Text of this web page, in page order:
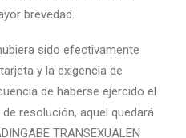
brevedad.
sido efectivamente
y la exigencia de
de haberse ejercido el
resolución, aquel quedará
TRANSEXUALEN